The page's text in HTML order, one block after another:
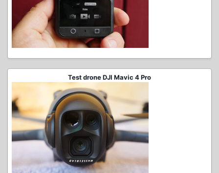
Test drone DJI Mavic 4 Pro